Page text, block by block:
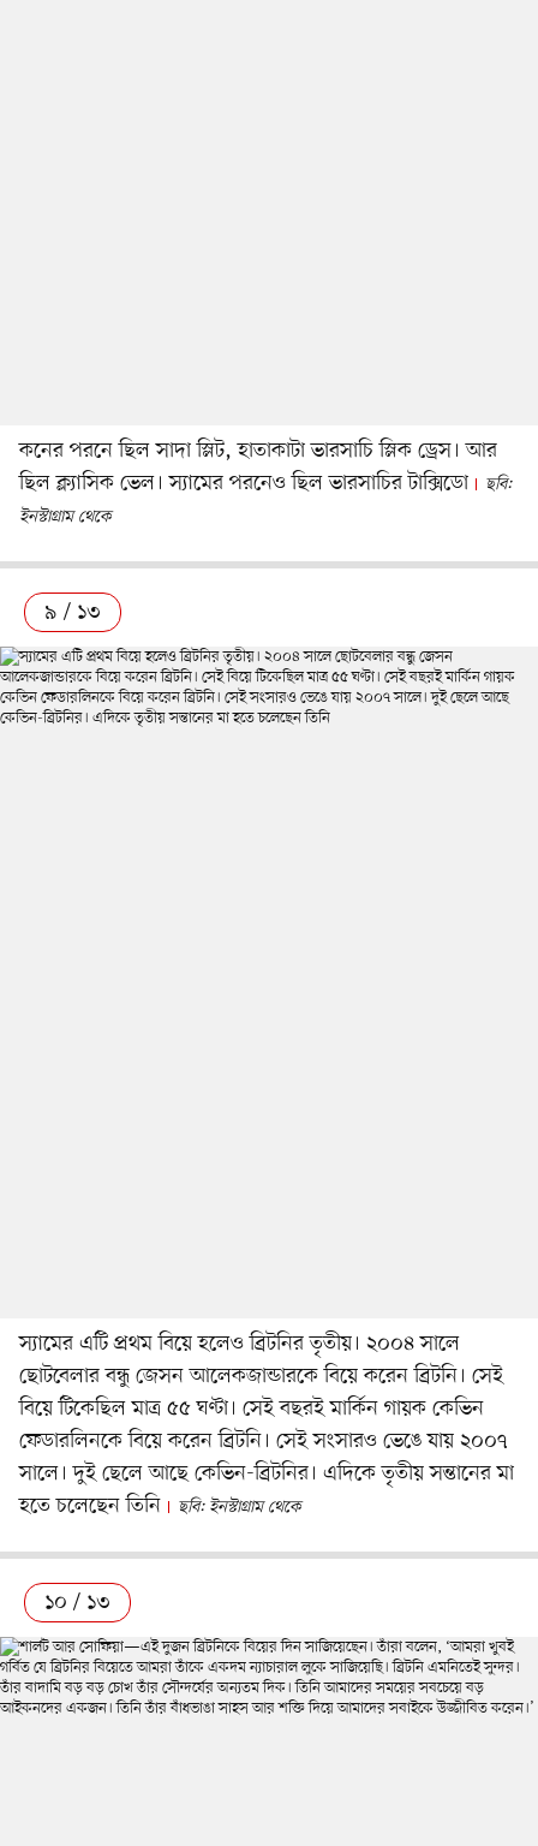
কনের পরনে ছিল সাদা স্লিট, হাতাকাটা ভারসাচি স্লিক ড্রেস। আর
ছিল ক্ল্যাসিক ভেল। স্যামের পরনেও ছিল ভারসাচির টাক্সিডো
ছবি:
ইনস্টাগ্রাম থেকে
৯ / ১৩
স্যামের এটি প্রথম বিয়ে হলেও ব্রিটনির তৃতীয়। ২০০৪ সালে
ছোটবেলার বন্ধু জেসন আলেকজান্ডারকে বিয়ে করেন ব্রিটনি। সেই
বিয়ে টিকেছিল মাত্র ৫৫ ঘণ্টা। সেই বছরই মার্কিন গায়ক কেভিন
ফেডারলিনকে বিয়ে করেন ব্রিটনি। সেই সংসারও ভেঙে যায় ২০০৭
সালে। দুই ছেলে আছে কেভিন-ব্রিটনির। এদিকে তৃতীয় সন্তানের মা
হতে চলেছেন তিনি
ছবি: ইনস্টাগ্রাম থেকে
১০ / ১৩